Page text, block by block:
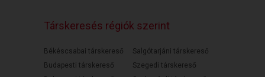
Társkeresés régiók szerint
Békéscsabai társkereső
Budapesti társkereső
Salgótarjáni társkereső
Szegedi társkereső